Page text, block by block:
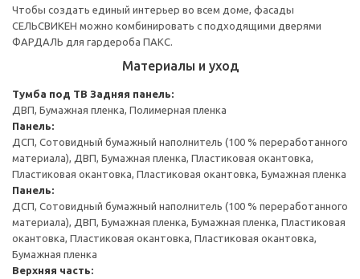
Чтобы создать единый интерьер во всем доме, фасады
СЕЛЬСВИКЕН можно комбинировать с подходящими дверями
ФАРДАЛЬ для гардероба ПАКС.
Материалы и уход
Тумба под ТВ Задняя панель:
ДВП, Бумажная пленка, Полимерная пленка
Панель:
ДСП, Сотовидный бумажный наполнитель (100 % переработанного
материала), ДВП, Бумажная пленка, Пластиковая окантовка,
Пластиковая окантовка, Пластиковая окантовка, Бумажная пленка
Панель:
ДСП, Сотовидный бумажный наполнитель (100 % переработанного
материала), ДВП, Бумажная пленка, Бумажная пленка, Пластиковая
окантовка, Пластиковая окантовка, Пластиковая окантовка,
Бумажная пленка
Верхняя часть: